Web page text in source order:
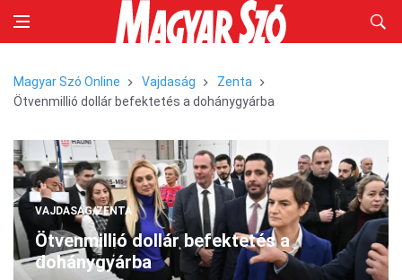
Magyar Szó Online Vajdaság
Zenta
Ötvenmillió dollár befektetés a dohánygyárba
VAJDASÁG/ZENTA
Ötvenmillió dollár befektetés a
dohánygyárba